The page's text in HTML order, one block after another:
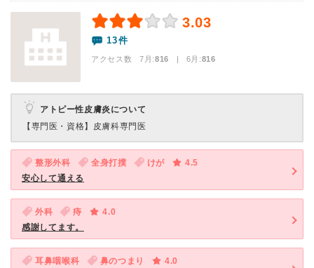
3.03
13件
アクセス数 7月:816 | 6月:816
アトピー性皮膚炎について
【専門医・資格】 皮膚科専門医
整形外科 全身打撲 けが
4.5
安心して通える
外科 痔
4.0
感謝してます。
耳鼻咽喉科 鼻のつまり
4.0